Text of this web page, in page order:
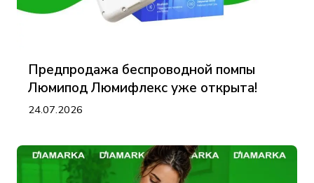
Предпродажа беспроводной помпы
Люмипод Люмифлекс уже открыта!
24.07.2026